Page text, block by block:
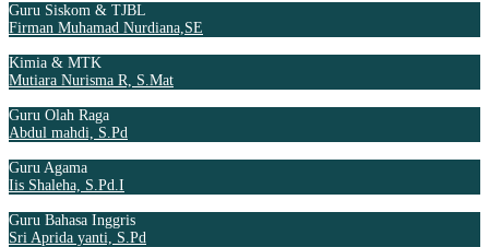
Guru Siskom & TJBL
Firman Muhamad Nurdiana,SE
Kimia & MTK
Mutiara Nurisma R, S.Mat
Guru Olah Raga
Abdul mahdi, S.Pd
Guru Agama
Iis Shaleha, S.Pd.I
Guru Bahasa Inggris
Sri Aprida yanti, S.Pd